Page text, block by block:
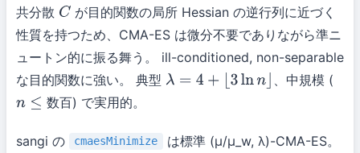
共分散 C が目的関数の局所 Hessian の逆行列に近づく
性質を持つため、CMA-ES は微分不要でありながら準ニ
ュートン的に振る舞う。 ill-conditioned, non-separable
な目的関数に強い。 典型 λ=4+⌊ 3ln ⌋ 、中規模 (
数百
n≤数 百 ) で実用的。
sangi の cmaesMinimize は標準 (μ/μ_w, λ)-CMA-ES。